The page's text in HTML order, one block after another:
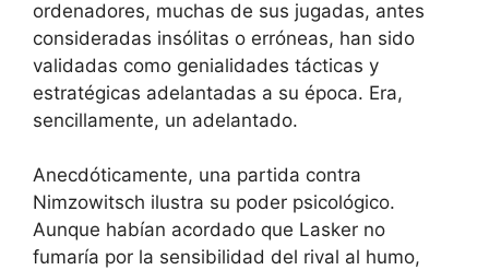
ordenadores, muchas de sus jugadas, antes
consideradas insólitas o erróneas, han sido
validadas como genialidades tácticas y
estratégicas adelantadas a su época. Era,
sencillamente, un adelantado.
Anecdóticamente, una partida contra
Nimzowitsch ilustra su poder psicológico.
Aunque habían acordado que Lasker no
fumaría por la sensibilidad del rival al humo,